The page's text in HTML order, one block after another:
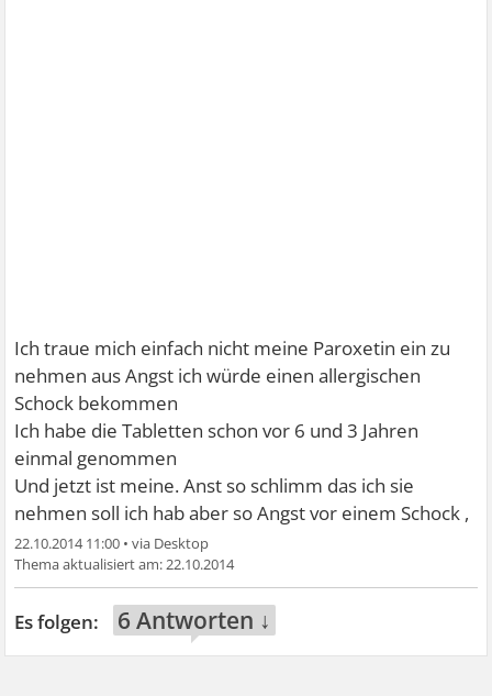
Ich traue mich einfach nicht meine Paroxetin ein zu
nehmen aus Angst ich würde einen allergischen
Schock bekommen
Ich habe die Tabletten schon vor 6 und 3 Jahren
einmal genommen
Und jetzt ist meine. Anst so schlimm das ich sie
nehmen soll ich hab aber so Angst vor einem Schock ,
22.10.2014 11:00 •
22.10.2014
6 Antworten ↓